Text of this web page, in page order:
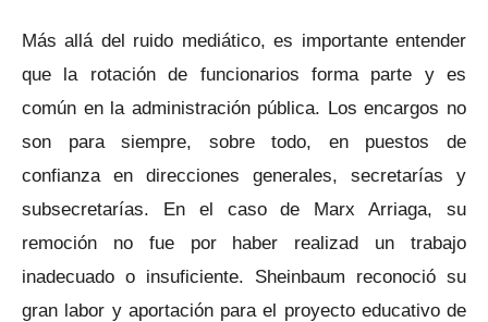
Más allá del ruido mediático, es importante entender
que la rotación de funcionarios forma parte y es
común en la administración pública. Los encargos no
son para siempre, sobre todo, en puestos de
confianza en direcciones generales, secretarías y
subsecretarías. En el caso de Marx Arriaga, su
remoción no fue por haber realizad un trabajo
inadecuado o insuficiente. Sheinbaum reconoció su
gran labor y aportación para el proyecto educativo de